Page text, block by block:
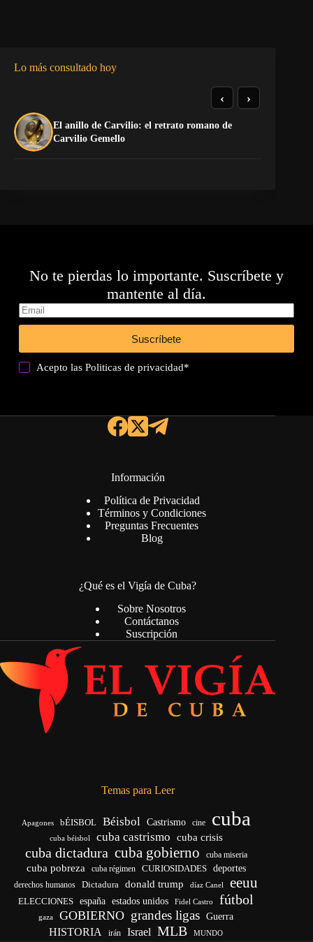
Lo más consultado hoy
El anillo de Carvilio: el retrato romano de
Carvilio Gemello
‹ ›
No te pierdas lo importante. Suscríbete y
mantente al día.
Suscríbete
Acepto lasPoliticas de privacidad*
Información
Política de Privacidad
Términos y Condiciones
Preguntas Frecuentes
Blog
¿Qué es el Vigía de Cuba?
Sobre Nosotros
Contáctanos
Suscripción
Temas para Leer
Apagones bÉISBOL Béisbol Castrismo cine cuba
cuba béisbol cuba castrismo cuba crisis
cuba dictadura cuba gobierno cuba miseria
cuba pobreza cuba régimen CURIOSIDADES deportes
derechos humanos Dictadura donald trump díaz Canel eeuu
ELECCIONES españa estados unidos Fidel Castro fútbol
gaza GOBIERNO grandes ligas Guerra
HISTORIA irán Israel MLB MUNDO